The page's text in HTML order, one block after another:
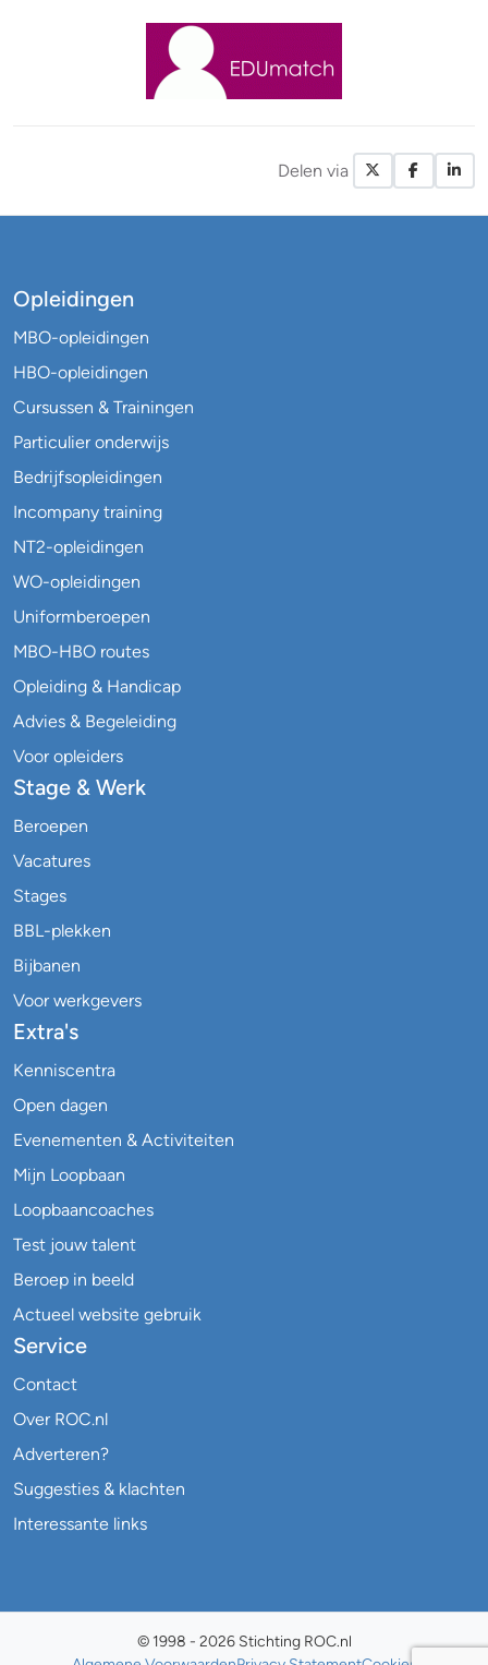
Delen via X /
Opleidingen
MBO-opleidingen
HBO-opleidingen
Cursussen & Trainingen
Particulier onderwijs
Bedrijfsopleidingen
Incompany training
NT2-opleidingen
WO-opleidingen
Uniformberoepen
MBO-HBO routes
Opleiding & Handicap
Advies & Begeleiding
Voor opleiders
Stage & Werk
Beroepen
Vacatures
Stages
BBL-plekken
Bijbanen
Voor werkgevers
Extra's
Kenniscentra
Open dagen
Evenementen & Activiteiten
Mijn Loopbaan
Loopbaancoaches
Test jouw talent
Beroep in beeld
Actueel website gebruik
Service
Contact
Over ROC.nl
Adverteren?
Suggesties & klachten
Interessante links
© 1998 - 2026 Stichting ROC.nl